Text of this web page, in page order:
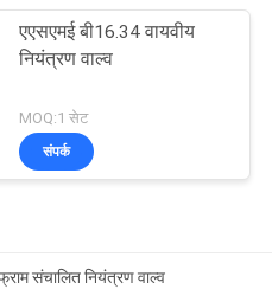
एएसएमई बी16.34 वायवीय
नियंत्रण वाल्व
MOQ:1 सेट
संपर्क
संचालित नियंत्रण वाल्व